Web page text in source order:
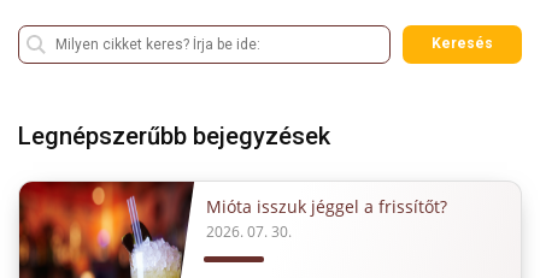
Keresés
Legnépszerűbb bejegyzések
Mióta isszuk jéggel a frissítőt?
2026. 07. 30.